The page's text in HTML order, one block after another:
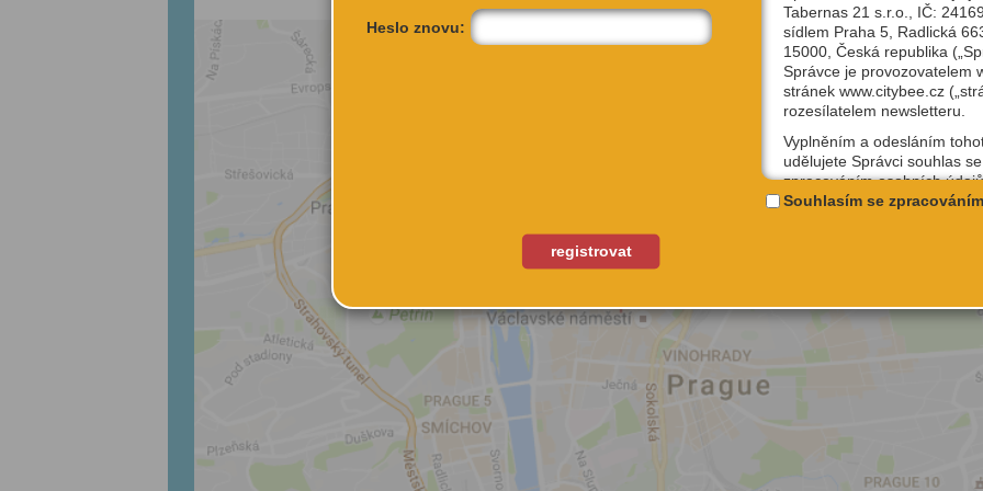
Heslo znovu:
registrovat
Tabernas 21 s.r.o., IČ:
sídlem Praha 5, Radlická
15000, Česká republika
Správce je provozovatelem
stránek www.citybee.cz
rozesílatelem newsletteru.
Vyplněním a odesláním
udělujete Správci souhlas se
zpracováním osobních
uživatelské jméno, email, IP
na webu www.citybee.cz.
Registrace uživatelského
jako uživatel“ nebo „Chci
zpracováním osobních
vytvoření Vašeho
Souhlasím se